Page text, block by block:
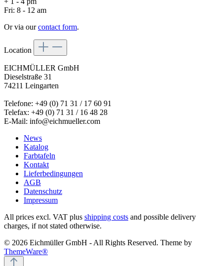
Fri: 8 - 12 am
Or via ourcontact form.
Location
EICHMÜLLER GmbH
Dieselstraße 31
74211 Leingarten
Telefone: +49 (0) 71 31 / 17 60 91
Telefax: +49 (0) 71 31 / 16 48 28
E-Mail: info@eichmueller.com
News
Katalog
Farbtafeln
Kontakt
Lieferbedingungen
AGB
Datenschutz
Impressum
All prices excl. VAT plus shipping costs and possible delivery
charges, if not stated otherwise.
© 2026 Eichmüller GmbH - All Rights Reserved. Theme by
ThemeWare®